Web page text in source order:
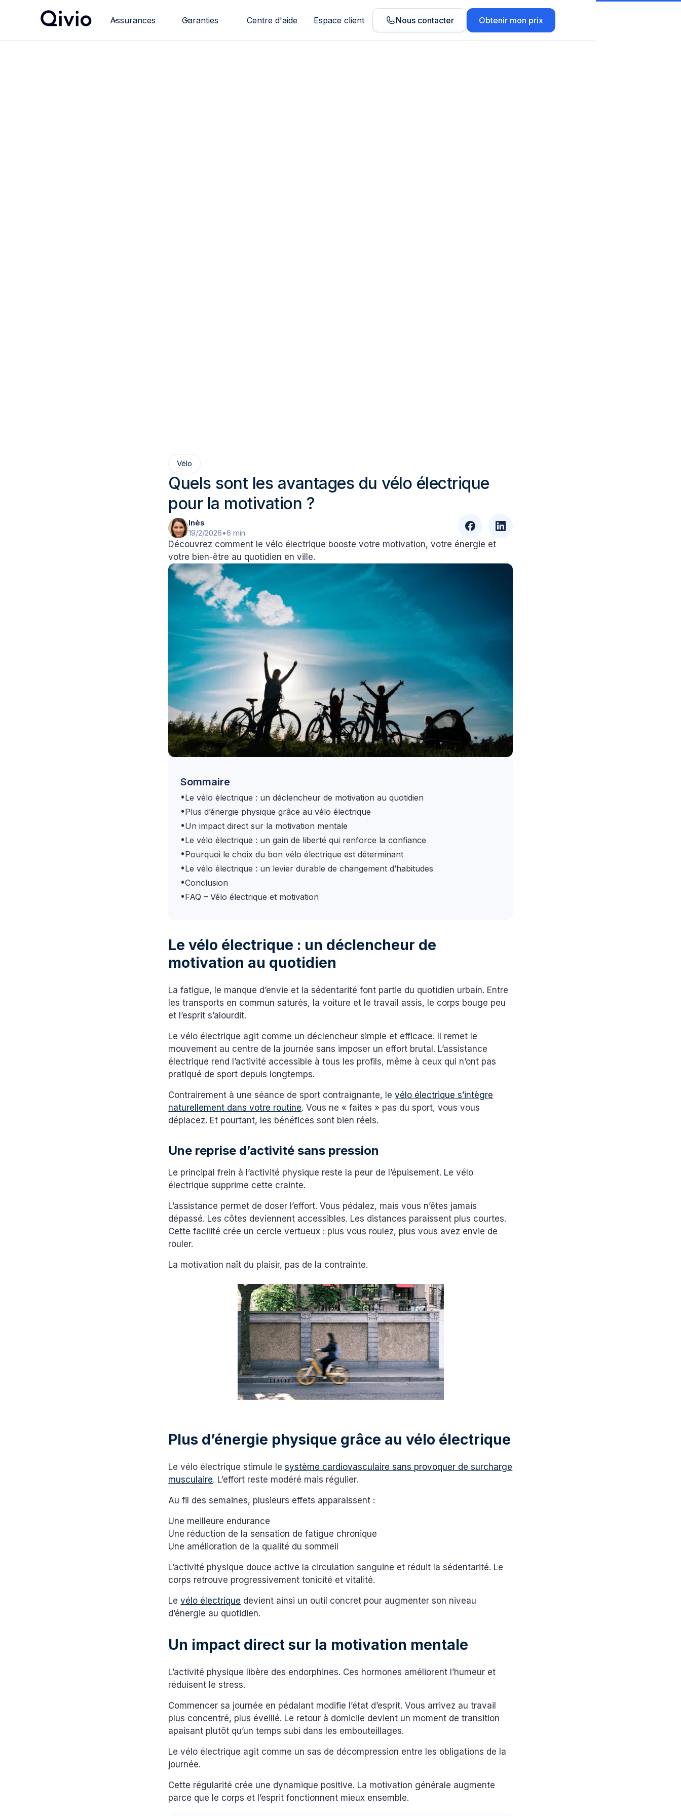
Assurances Garanties Centre d'aide Espace client Nous contacter Obtenir mon prix
Vélo
Quels sont les avantages du vélo électrique
pour la motivation ?
Inès
19/2/2026•6 min
Découvrez comment le vélo électrique booste votre motivation, votre énergie et
votre bien-être au quotidien en ville.
Sommaire
•Le vélo électrique : un déclencheur de motivation au quotidien
•Plus d’énergie physique grâce au vélo électrique
•Un impact direct sur la motivation mentale
•Le vélo électrique : un gain de liberté qui renforce la confiance
•Pourquoi le choix du bon vélo électrique est déterminant
•Le vélo électrique : un levier durable de changement d’habitudes
•Conclusion
•FAQ – Vélo électrique et motivation
Le vélo électrique : un déclencheur de
motivation au quotidien
La fatigue, le manque d’envie et la sédentarité font partie du quotidien urbain. Entre
les transports en commun saturés, la voiture et le travail assis, le corps bouge peu
et l’esprit s’alourdit.
Le vélo électrique agit comme un déclencheur simple et efficace. Il remet le
mouvement au centre de la journée sans imposer un effort brutal. L’assistance
électrique rend l’activité accessible à tous les profils, même à ceux qui n’ont pas
pratiqué de sport depuis longtemps.
Contrairement à une séance de sport contraignante, levélo électrique s’intègre
naturellement dans votre routine. Vous ne « faites » pas du sport, vous vous
déplacez. Et pourtant, les bénéfices sont bien réels.
Une reprise d’activité sans pression
Le principal frein à l’activité physique reste la peur de l’épuisement. Le vélo
électrique supprime cette crainte.
L’assistance permet de doser l’effort. Vous pédalez, mais vous n’êtes jamais
dépassé. Les côtes deviennent accessibles. Les distances paraissent plus courtes.
Cette facilité crée un cercle vertueux : plus vous roulez, plus vous avez envie de
rouler.
La motivation naît du plaisir, pas de la contrainte.
Plus d’énergie physique grâce au vélo électrique
Le vélo électrique stimule lesystème cardiovasculaire sans provoquer de surcharge
musculaire. L’effort reste modéré mais régulier.
Au fil des semaines, plusieurs effets apparaissent :
Une meilleure endurance
Une réduction de la sensation de fatigue chronique
Une amélioration de la qualité du sommeil
L’activité physique douce active la circulation sanguine et réduit la sédentarité. Le
corps retrouve progressivement tonicité et vitalité.
Levélo électrique devient ainsi un outil concret pour augmenter son niveau
d’énergie au quotidien.
Un impact direct sur la motivation mentale
L’activité physique libère des endorphines. Ces hormones améliorent l’humeur et
réduisent le stress.
Commencer sa journée en pédalant modifie l’état d’esprit. Vous arrivez au travail
plus concentré, plus éveillé. Le retour à domicile devient un moment de transition
apaisant plutôt qu’un temps subi dans les embouteillages.
Le vélo électrique agit comme un sas de décompression entre les obligations de la
journée.
Cette régularité crée une dynamique positive. La motivation générale augmente
parce que le corps et l’esprit fonctionnent mieux ensemble.